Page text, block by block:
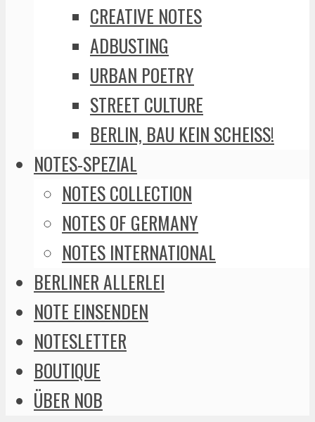
CREATIVE NOTES
ADBUSTING
URBAN POETRY
STREET CULTURE
BERLIN, BAU KEIN SCHEISS!
NOTES-SPEZIAL
NOTES COLLECTION
NOTES OF GERMANY
NOTES INTERNATIONAL
BERLINER ALLERLEI
NOTE EINSENDEN
NOTESLETTER
BOUTIQUE
ÜBER NOB